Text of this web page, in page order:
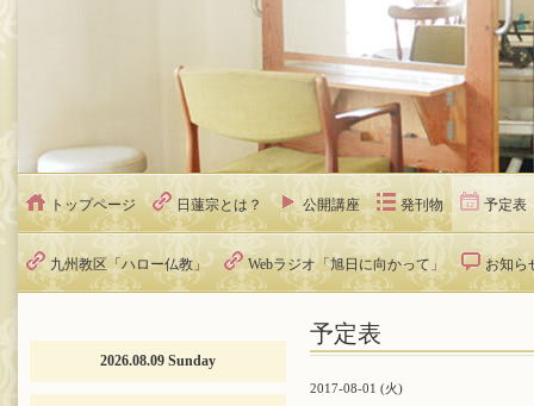
トップページ 日蓮宗とは？ 公開講座 発刊物 予定表
九州教区「ハロー仏教」 Webラジオ「旭日に向かって」 お知ら
予定表
2017-08-01 (火)
2026.08.09 Sunday